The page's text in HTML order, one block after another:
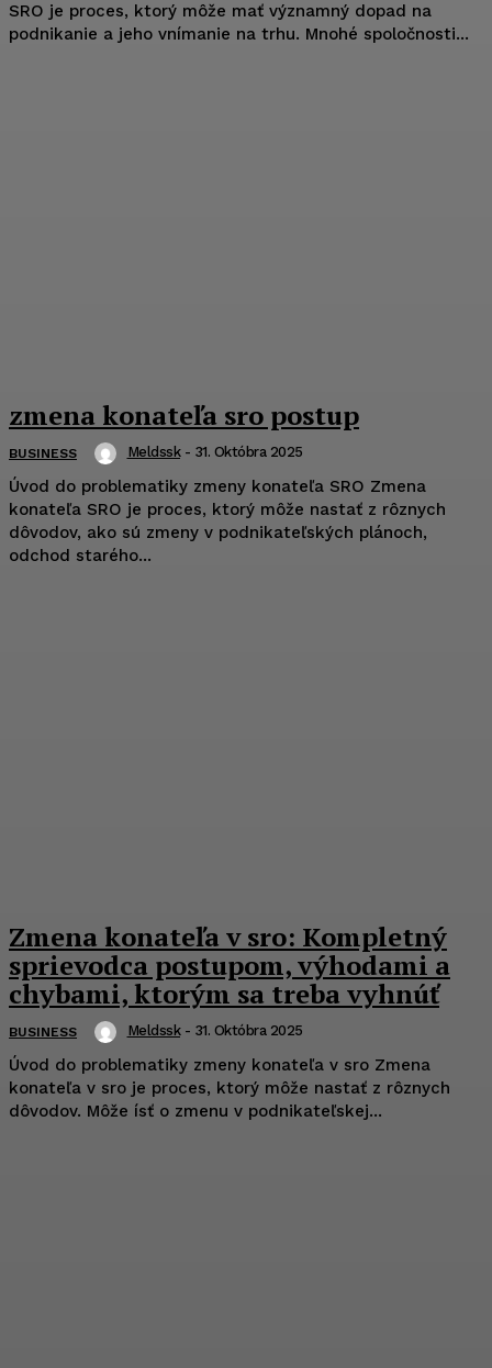
SRO je proces, ktorý môže mať významný dopad na
podnikanie a jeho vnímanie na trhu. Mnohé spoločnosti...
zmena konateľa sro postup
BUSINESS Meldssk - 31. Októbra 2025
Úvod do problematiky zmeny konateľa SRO Zmena
konateľa SRO je proces, ktorý môže nastať z rôznych
dôvodov, ako sú zmeny v podnikateľských plánoch,
odchod starého...
Zmena konateľa v sro: Kompletný
sprievodca postupom, výhodami a
chybami, ktorým sa treba vyhnúť
BUSINESS Meldssk - 31. Októbra 2025
Úvod do problematiky zmeny konateľa v sro Zmena
konateľa v sro je proces, ktorý môže nastať z rôznych
dôvodov. Môže ísť o zmenu v podnikateľskej...